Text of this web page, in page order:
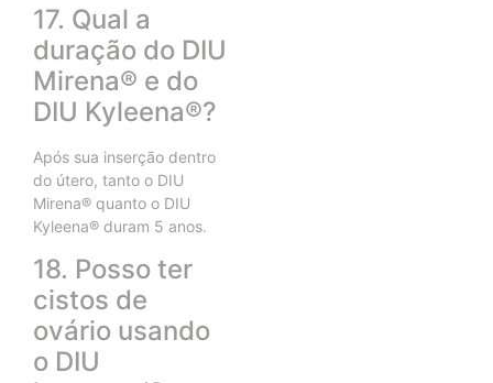
17. Qual a
duração do DIU
Mirena® e do
DIU Kyleena®?
Após sua inserção dentro
do útero, tanto o DIU
Mirena® quanto o DIU
Kyleena® duram 5 anos.
18. Posso ter
cistos de
ovário usando
o DIU